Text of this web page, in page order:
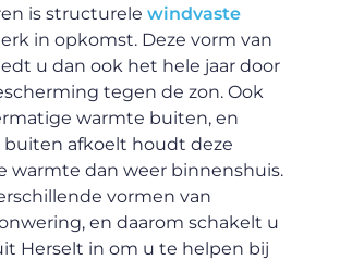
is structurelewindvaste
in opkomst. Deze vorm van
u dan ook het hele jaar door
tegen de zon. Ook
warmte buiten, en
afkoelt houdt deze
warmte dan weer binnenshuis.
vormen van
en daarom schakelt u
Herselt in om u te helpen bij